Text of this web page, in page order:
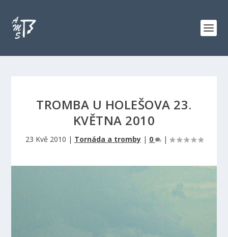
TROMBA U HOLEŠOVA 23.
KVĚTNA 2010
23 Kvě 2010 | Tornáda a tromby| 0 |